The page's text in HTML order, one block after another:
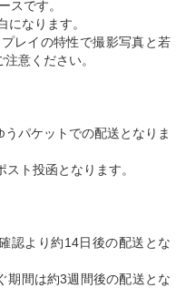
スです。
なります。
レイの特性で撮影写真と若
意ください。
パケットでの配送となりま
ト投函となります。
認より約14日後の配送とな
期間は約3週間後の配送とな